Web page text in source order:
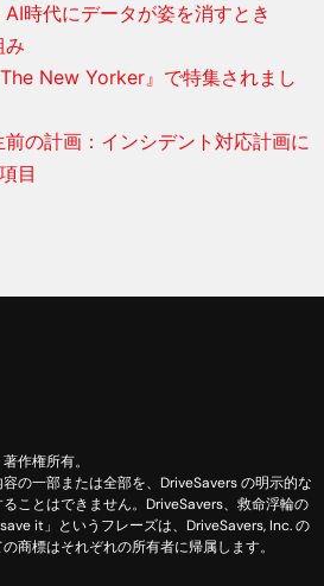
時代にデータが姿を消すとき
み
New Yorker』で特集されまし
の計画：インシデント対応計画に
目
作権所有。
の一部または全部を、DriveSavers の明示的な
ことはできません。DriveSavers、救命浮輪の
it」というフレーズは、DriveSavers, Inc. の
商標はそれぞれの所有者に帰属します。